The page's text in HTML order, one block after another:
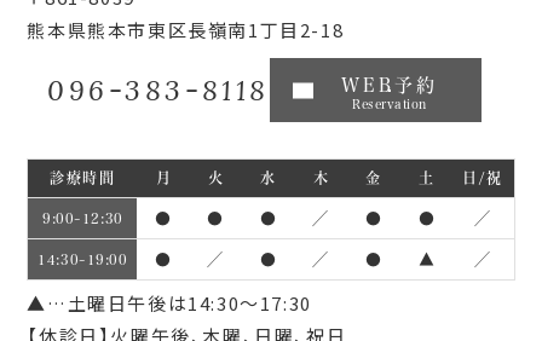
熊本県熊本市東区長嶺南1丁目2-18
096-383-8118 WEB予約
Reservation
診療時間 月 火 水 木 金 土 日/祝
9:00~12:30 ● ● ● ／ ● ● ／
14:30~19:00 ● ／ ● ／ ● ▲ ／
▲…土曜日午後は14:30～17:30
【休診日】火曜午後、木曜、日曜、祝日